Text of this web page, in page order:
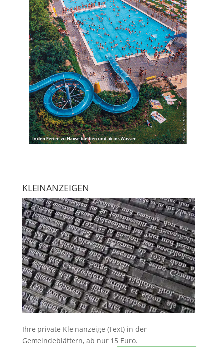
KLEINANZEIGEN
Ihre private Kleinanzeige (Text) in den
Gemeindeblättern, ab nur 15 Euro.